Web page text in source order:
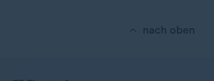
nach oben